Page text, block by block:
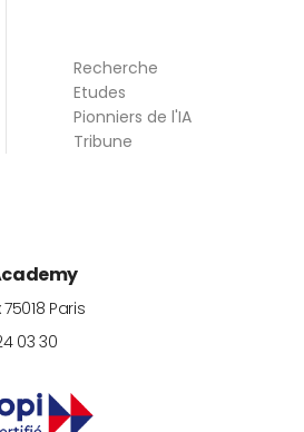
Recherche
Etudes
Pionniers de l'IA
Tribune
75018 Paris
03 30